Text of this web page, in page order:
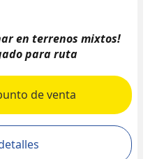
en terrenos mixtos!
para ruta
de venta